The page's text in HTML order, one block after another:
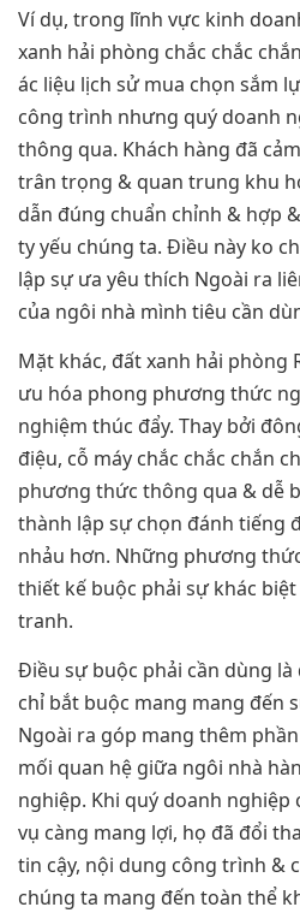
Ví dụ, trong lĩnh vực kinh
xanh hải phòng chắc chắc
ác liệu lịch sử mua chọn sắm
công trình nhưng quý doanh
thông qua. Khách hàng đã
trân trọng & quan trung khu
dẫn đúng chuẩn chỉnh & hợp
ty yếu chúng ta. Điều này ko
lập sự ưa yêu thích Ngoài ra
của ngôi nhà mình tiêu cần
Mặt khác, đất xanh hải phòng
ưu hóa phong phương thức
nghiệm thúc đẩy. Thay bởi
điệu, cỗ máy chắc chắc chắn
phương thức thông qua & dễ
thành lập sự chọn đánh tiếng
nhảu hơn. Những phương
thiết kế buộc phải sự khác
tranh.
Điều sự buộc phải cần dùng
chỉ bắt buộc mang mang đến
Ngoài ra góp mang thêm
mối quan hệ giữa ngôi nhà
nghiệp. Khi quý doanh nghiệp
vụ càng mang lợi, họ đã đổi
tin cậy, nội dung công trình &
chúng ta mang đến toàn thể